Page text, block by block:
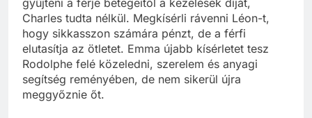
Charles tudta nélkül. Megkísérli rávenni Léon-t,
hogy sikkasszon számára pénzt, de a férfi
elutasítja az ötletet. Emma újabb kísérletet tesz
Rodolphe felé közeledni, szerelem és anyagi
segítség reményében, de nem sikerül újra
meggyőznie őt.